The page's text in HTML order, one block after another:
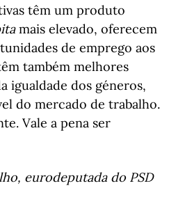
têm um produto
mais elevado, oferecem
de emprego aos
também melhores
igualdade dos géneros,
do mercado de trabalho.
Vale a pena ser
eurodeputada do PSD